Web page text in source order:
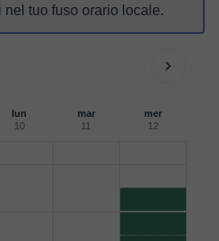
tuo fuso orario locale.
lun
10
mar
11
mer
12